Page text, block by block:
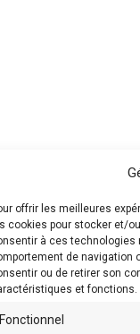
offrir les meilleures
cookies pour stocker et/
à ces technologies
de navigation
ou de retirer son
et fonctions.
Fonctionnel